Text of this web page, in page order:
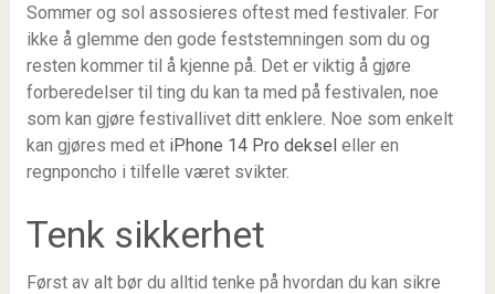
Sommer og sol assosieres oftest med festivaler. For
ikke å glemme den gode feststemningen som du og
resten kommer til å kjenne på. Det er viktig å gjøre
forberedelser til ting du kan ta med på festivalen, noe
som kan gjøre festivallivet ditt enklere. Noe som enkelt
kan gjøres med et iPhone 14 Pro dekseleller en
regnponcho i tilfelle været svikter.
Tenk sikkerhet
Først av alt bør du alltid tenke på hvordan du kan sikre